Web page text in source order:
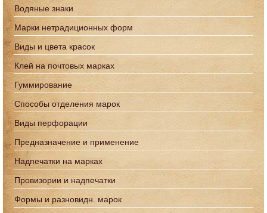
Водяные знаки
Марки нетрадиционных форм
Виды и цвета красок
Клей на почтовых марках
Гуммирование
Способы отделения марок
Виды перфорации
Предназначение и применение
Надпечатки на марках
Провизории и надпечатки
Формы и разновидн. марок